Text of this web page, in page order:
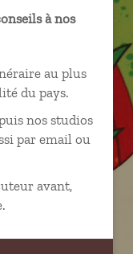
à nos
au plus
du pays.
nos studios
par email ou
avant,